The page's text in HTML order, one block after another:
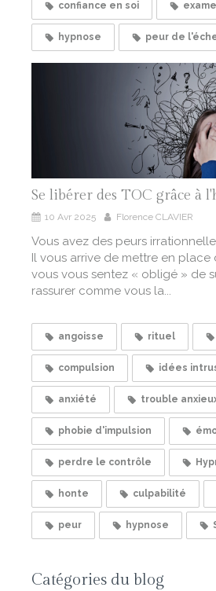
confiance en soi
hypnose peur de
Se libérer des TOC grâce à
10 Avr 2025 Florence CLAVIER
Vous avez des peurs
Il vous arrive de mettre en place
vous vous sentez « obligé » de
rassurer comme vous la...
angoisse rituel
compulsion idées
anxiété trouble
phobie d'impulsion
perdre le contrôle
honte culpabilité
peur hypnose
Catégories du blog